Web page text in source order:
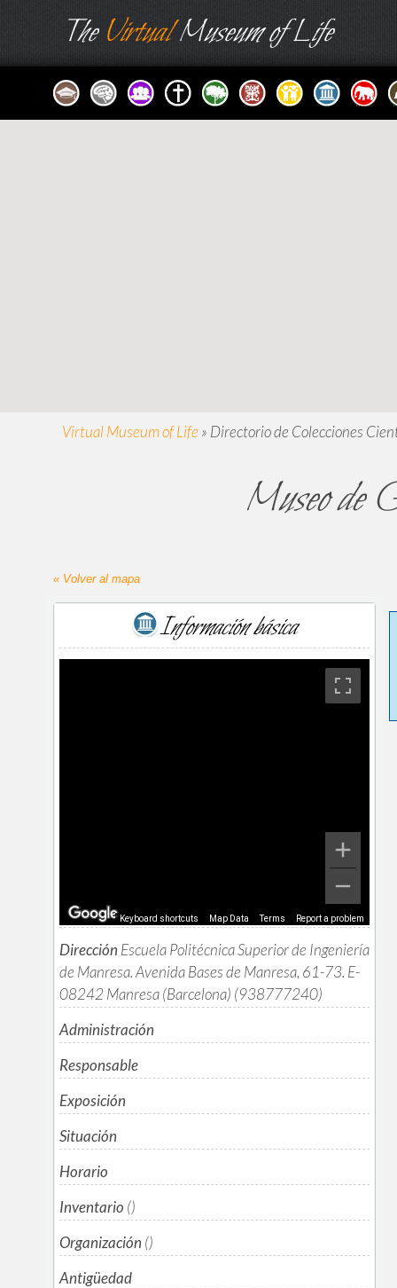
TheVirtualMuseum of Life
Virtual Museum of Life » Directorio de Colecciones
Museo de
« Volver al mapa
Información básica
Keyboard shortcuts Map Data Terms Report a problem
Dirección Escuela Politécnica Superior de Ingeniería
de Manresa. Avenida Bases de Manresa, 61-73. E-
08242 Manresa (Barcelona) (938777240)
Administración
Responsable
Exposición
Situación
Horario
Inventario ()
Organización ()
Antigüedad